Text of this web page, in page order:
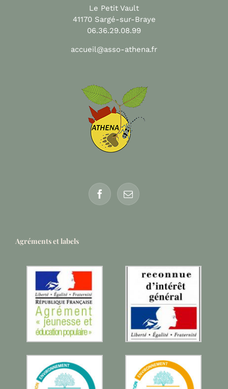
Le Petit Vault
41170 Sargé-sur-Braye
06.36.29.08.99
accueil@asso-athena.fr
Agréments et labels